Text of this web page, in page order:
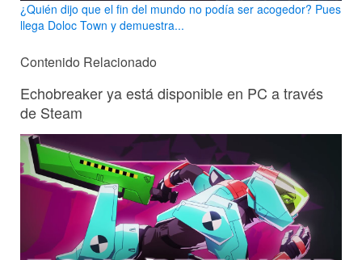
¿Quién dijo que el fin del mundo no podía ser acogedor? Pues
llega Doloc Town y demuestra...
Contenido Relacionado
Echobreaker ya está disponible en PC a través
de Steam